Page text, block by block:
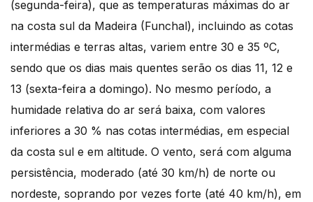
(segunda-feira), que as temperaturas máximas do ar
na costa sul da Madeira (Funchal), incluindo as cotas
intermédias e terras altas, variem entre 30 e 35 ºC,
sendo que os dias mais quentes serão os dias 11, 12 e
13 (sexta-feira a domingo). No mesmo período, a
humidade relativa do ar será baixa, com valores
inferiores a 30 % nas cotas intermédias, em especial
da costa sul e em altitude. O vento, será com alguma
persistência, moderado (até 30 km/h) de norte ou
nordeste, soprando por vezes forte (até 40 km/h), em